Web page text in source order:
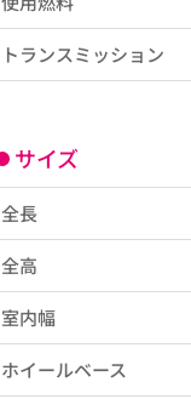
トランスミッション
サイズ
全長
全高
室内幅
ホイールベース